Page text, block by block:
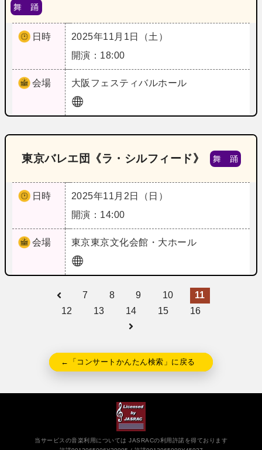
舞 踊
日時
2025年11月1日（土）
開演：18:00
会場 大阪 フェスティバルホール
東京バレエ団《ラ・シルフィード》 舞 踊
日時
2025年11月2日（日）
開演：14:00
会場 東京東京文化会館・大ホール
7 8 9 10
11
12
13 14 15 16
←「コンサートかんたん検索」に戻る
当サービスの音楽利用については JASRACの利用許諾を得ております